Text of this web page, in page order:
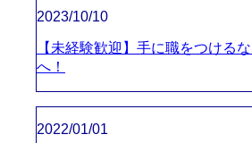
2023/10/10
【未経験歓迎】手に職をつける
へ！
2022/01/01